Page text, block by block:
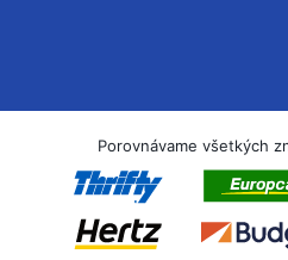
Porovnávame všetkých